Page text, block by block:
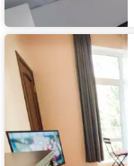
Гостевой
дом
Элит
Хаус